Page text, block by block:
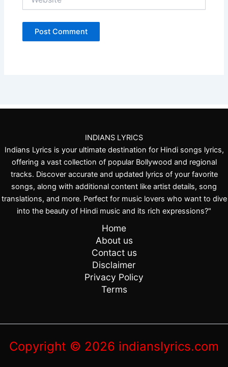
INDIANS LYRICS
Indians Lyrics is your ultimate destination for Hindi songs lyrics,
offering a vast collection of popular Bollywood and regional
tracks. Discover accurate and updated lyrics of your favorite
songs, along with additional content like artist details, song
translations, and more. Perfect for music lovers who want to dive
into the beauty of Hindi music and its rich expressions?"
Home
About us
Contact us
Disclaimer
Privacy Policy
Terms
Copyright © 2026 indianslyrics.com